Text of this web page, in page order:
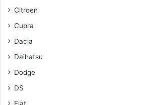
Citroen
Cupra
Dacia
Daihatsu
Dodge
DS